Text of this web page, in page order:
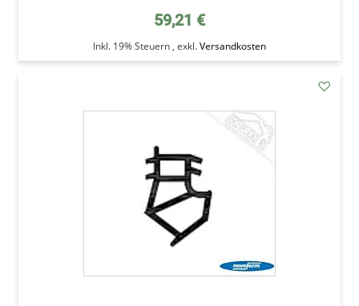
59,21 €
Inkl. 19% Steuern , exkl.Versandkosten